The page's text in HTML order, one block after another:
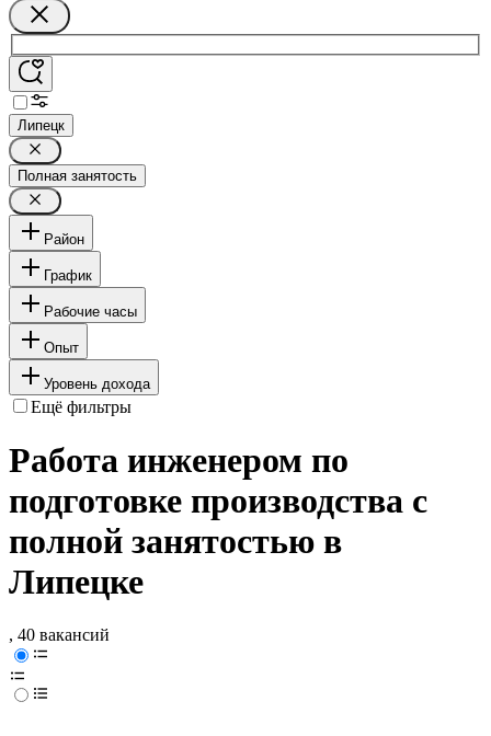
Липецк
Полная занятость
Район
График
Рабочие часы
Опыт
Уровень дохода
Ещё фильтры
Работа инженером по
подготовке производства с
полной занятостью в
Липецке
, 40 вакансий